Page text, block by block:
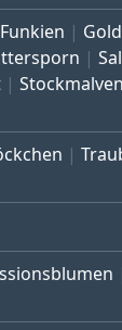
Funkien
Stockmalven